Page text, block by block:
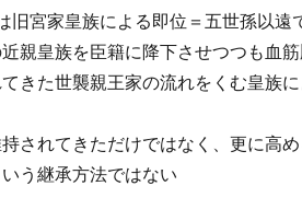
宮家皇族による即位＝五世孫以遠
親皇族を臣籍に降下させつつも血
きた世襲親王家の流れをくむ皇族
されてきただけではなく、更に高
う継承方法ではない